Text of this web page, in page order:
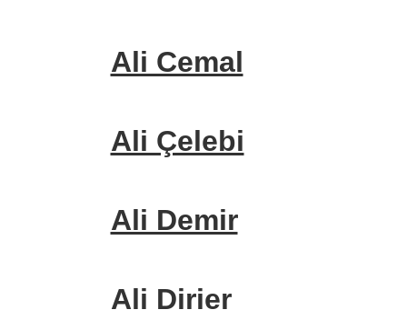
Ali Cemal
Ali Çelebi
Ali Demir
Ali Dirier